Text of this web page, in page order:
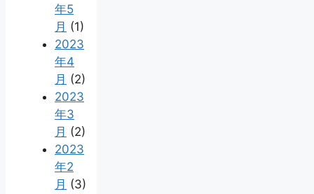
年5
月 (1)
2023
年4
月 (2)
2023
年3
月 (2)
2023
年2
月 (3)